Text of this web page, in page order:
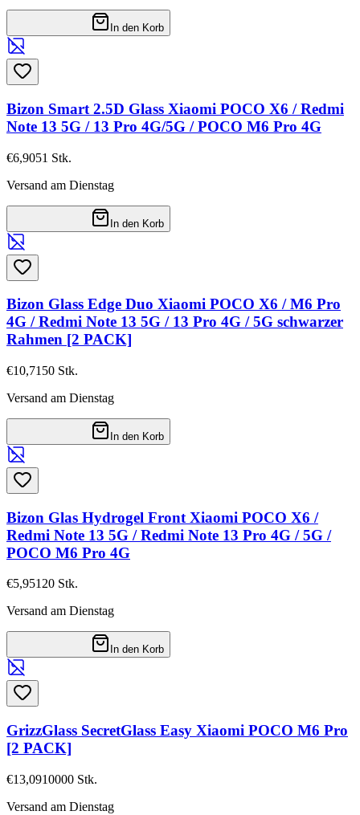
In den Korb
Bizon Smart 2.5D Glass Xiaomi POCO X6 / Redmi
Note 13 5G / 13 Pro 4G/5G / POCO M6 Pro 4G
€6,9051 Stk.
Versand am Dienstag
In den Korb
Bizon Glass Edge Duo Xiaomi POCO X6 / M6 Pro
4G / Redmi Note 13 5G / 13 Pro 4G / 5G schwarzer
Rahmen [2 PACK]
€10,71 50 Stk.
Versand am Dienstag
In den Korb
Bizon Glas Hydrogel Front Xiaomi POCO X6 /
Redmi Note 13 5G / Redmi Note 13 Pro 4G / 5G /
POCO M6 Pro 4G
€5,95120 Stk.
Versand am Dienstag
In den Korb
GrizzGlass SecretGlass Easy Xiaomi POCO M6 Pro
[2 PACK]
€13,0910000 Stk.
Versand am Dienstag